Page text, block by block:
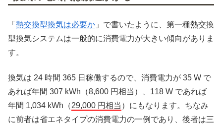
「 熱交換型換気は必要か 」で書いたように、第一種熱交換
型換気システムは一般的に消費電力が大きい傾向がありま
す。
換気は 24 時間 365 日稼働するので、消費電力が 35 W で
あれば年間 307 kWh（8,600 円相当）、118 W であれば
年間 1,034 kWh（29,000 円相当 ）にもなります。ちなみ
に前者は省エネタイプの消費電力の一例であり、後者は三